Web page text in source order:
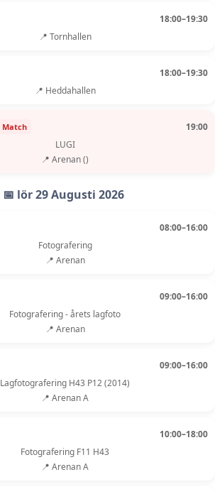
18:00–19:30
📍 Tornhallen
18:00–19:30
📍 Heddahallen
Match
19:00
LUGI
📍 Arenan ()
📅 lör 29 Augusti 2026
08:00–16:00
Fotografering
📍 Arenan
09:00–16:00
Fotografering - årets lagfoto
📍 Arenan
09:00–16:00
Lagfotografering H43 P12 (2014)
📍 Arenan A
10:00–18:00
Fotografering F11 H43
📍 Arenan A